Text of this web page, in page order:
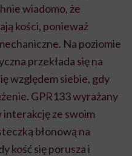
wiadomo, że
kości, ponieważ
Na poziomie
przekłada się na
względem siebie, gdy
GPR133 wyrażany
ze swoim
błonową na
kość się porusza i